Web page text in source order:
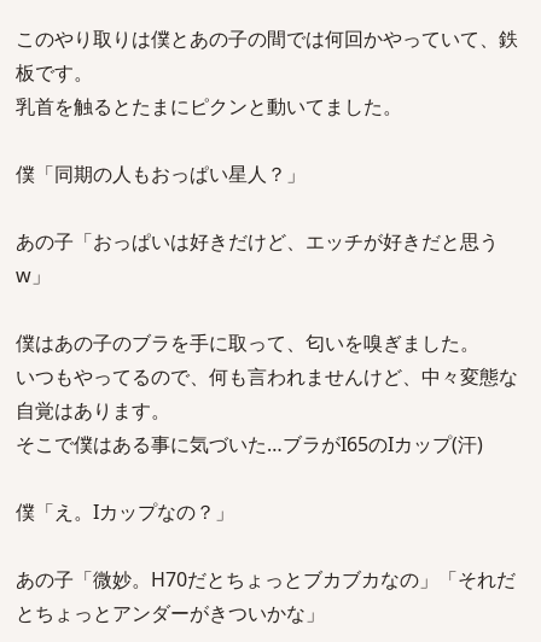
このやり取りは僕とあの子の間では何回かやっていて、鉄
板です。
乳首を触るとたまにピクンと動いてました。
僕「同期の人もおっぱい星人？」
あの子「おっぱいは好きだけど、エッチが好きだと思う
w」
僕はあの子のブラを手に取って、匂いを嗅ぎました。
いつもやってるので、何も言われませんけど、中々変態な
自覚はあります。
そこで僕はある事に気づいた…ブラがI65のIカップ(汗)
僕「え。Iカップなの？」
あの子「微妙。H70だとちょっとブカブカなの」「それだ
とちょっとアンダーがきついかな」